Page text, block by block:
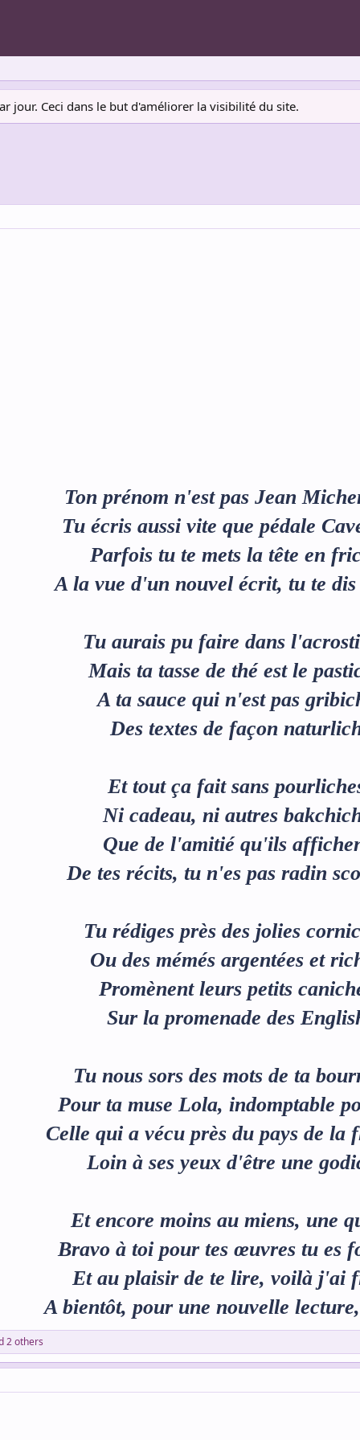
jour. Ceci dans le but d'améliorer la visibilité du site.
Ton prénom n'est pas Jean
Tu écris aussi vite que pédale
Parfois tu te mets la tête en
A la vue d'un nouvel écrit, tu te
Tu aurais pu faire dans
Mais ta tasse de thé est le
A ta sauce qui n'est pas
Des textes de façon
Et tout ça fait sans
Ni cadeau, ni autres
Que de l'amitié qu'ils
De tes récits, tu n'es pas radin
Tu rédiges près des jolies
Ou des mémés argentées et
Promènent leurs petits
Sur la promenade des
Tu nous sors des mots de ta
Pour ta muse Lola, indomptable
Celle qui a vécu près du pays de la
Loin à ses yeux d'être une
Et encore moins au miens, une
Bravo à toi pour tes œuvres tu es
Et au plaisir de te lire, voilà j'ai
A bientôt, pour une nouvelle
2 others